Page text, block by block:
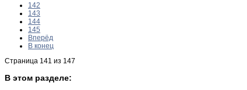
142
143
144
145
Вперёд
В конец
Страница 141 из 147
В этом разделе: